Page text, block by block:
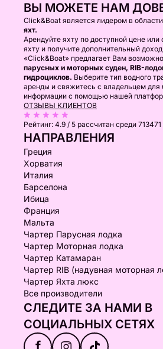
ВЫ МОЖЕТЕ НАМ
Click&Boat является лидером в области
яхт.
Арендуйте яхту по доступной цене
яхту и получите дополнительный
«Click&Boat» предлагает Вам
парусных и моторных суден, RIB-
гидроциклов. Выберите тип водного
аренды и свяжитесь с владельцем для
информации с помощью нашей
ОТЗЫВЫ КЛИЕНТОВ
Рейтинг: 4.9 / 5 рассчитан среди
НАПРАВЛЕНИЯ
Греция
Хорватия
Италия
Барселона
Ибица
Франция
Мальта
Чартер Парусная лодка
Чартер Моторная лодка
Чартер Катамаран
Чартер RIB (надувная моторная
Чартер Яхта люкс
Все производители
СЛЕДИТЕ ЗА НАМИ В
СОЦИАЛЬНЫХ СЕТЯХ